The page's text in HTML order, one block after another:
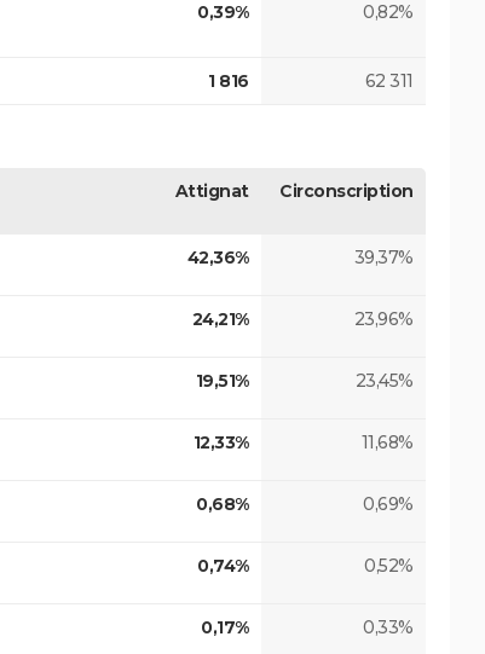
0,39% 0,82%
1 816 62 311
Attignat Circonscription
42,36% 39,37%
24,21% 23,96%
19,51% 23,45%
12,33% 11,68%
0,68% 0,69%
0,74% 0,52%
0,17% 0,33%